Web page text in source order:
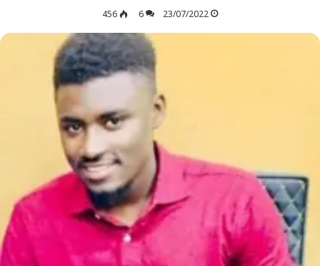
23/07/2022
6
456